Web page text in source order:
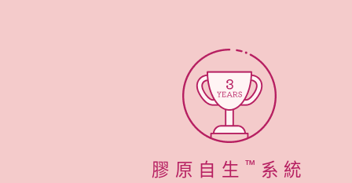
膠原自生 ™ 系統